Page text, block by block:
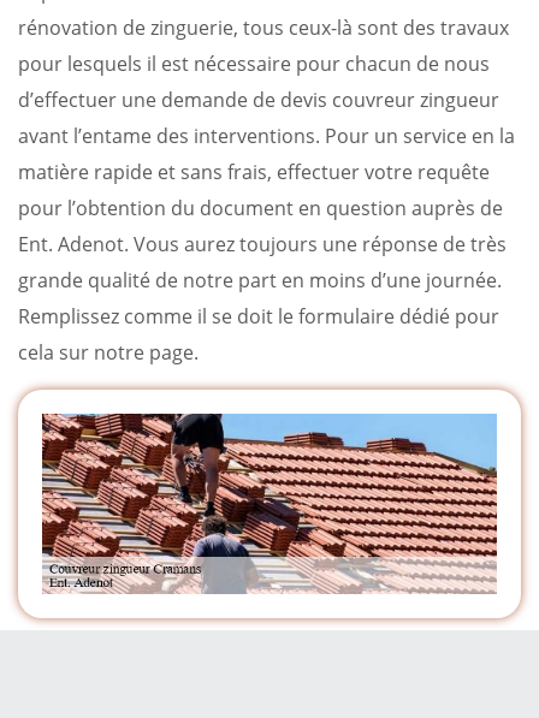
rénovation de zinguerie, tous ceux-là sont des travaux
pour lesquels il est nécessaire pour chacun de nous
d’effectuer une demande de devis couvreur zingueur
avant l’entame des interventions. Pour un service en la
matière rapide et sans frais, effectuer votre requête
pour l’obtention du document en question auprès de
Ent. Adenot. Vous aurez toujours une réponse de très
grande qualité de notre part en moins d’une journée.
Remplissez comme il se doit le formulaire dédié pour
cela sur notre page.